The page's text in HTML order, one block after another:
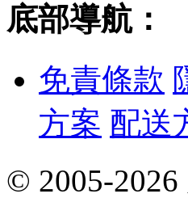
底部導航：
免責條款
方案 配送
© 2005-